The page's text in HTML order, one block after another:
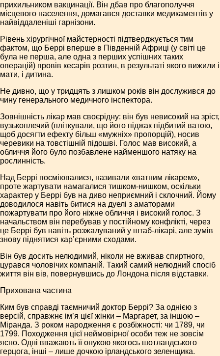
прихильником вакцинації. Він дбав про благополуччя
місцевого населення, домагався доставки медикаментів у
найвіддаленіші гарнізони.
Рівень хірургічної майстерності підтверджується тим
фактом, що Беррі вперше в Південній Африці (у світі це
була не перша, але одна з перших успішних таких
операцій) провів кесарів розтин, в результаті якого вижили і
мати, і дитина.
Не дивно, що у тридцять з лишком років він дослужився до
чину генерального медичного інспектора.
Зовнішність лікар мав своєрідну: він був невисокий на зріст,
вузькоплечий (пліткували, що його піджак підбитий ватою,
щоб досягти ефекту більш «мужніх» пропорцій), носив
черевики на товстішній підошві. Голос мав високий, а
обличчя його було позбавлене найменшого натяку на
рослинність.
Над Беррі посміювалися, називали «ватним лікарем»,
проте жартувати намагалися тишком-нишком, оскільки
характер у Беррі був на диво неприємний і склочний. Йому
доводилося навіть битися на дуелі з аматорами
пожартувати про його ніжне обличчя і високий голос. З
начальством він перебував у постійному конфлікті, через
це Беррі був навіть розжалуваний у штаб-лікарі, але зумів
знову піднятися кар’єрними сходами.
Він був досить нелюдимий, ніколи не вживав спиртного,
цурався чоловічих компаній. Такий самий нелюдний спосіб
життя він вів, повернувшись до Лондона після відставки.
Прихована частина
Ким був справді таємничий доктор Беррі? За однією з
версій, справжнє ім’я цієї жінки – Маргарет, за іншою –
Міранда. З роком народження є розбіжності: чи 1789, чи
1799. Походження цієї неймовірної особи теж не зовсім
ясно. Одні вважають її онукою якогось шотландського
герцога, інші – лише дочкою ірландського зеленщика.